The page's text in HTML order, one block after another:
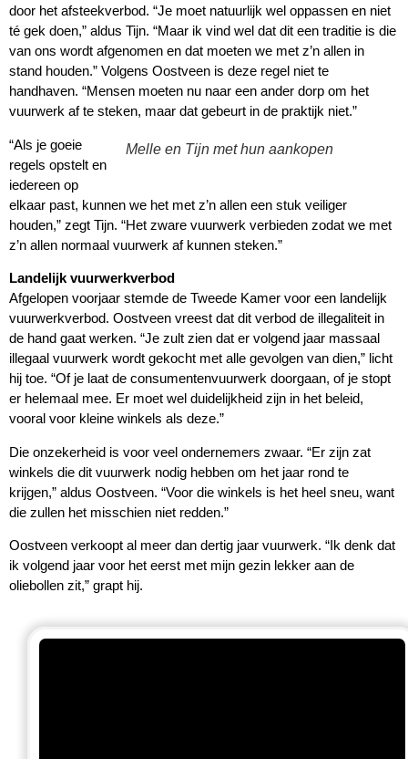
door het afsteekverbod. “Je moet natuurlijk wel oppassen en niet
té gek doen,” aldus Tijn. “Maar ik vind wel dat dit een traditie is die
van ons wordt afgenomen en dat moeten we met z’n allen in
stand houden.” Volgens Oostveen is deze regel niet te
handhaven. “Mensen moeten nu naar een ander dorp om het
vuurwerk af te steken, maar dat gebeurt in de praktijk niet.”
Melle en Tijn met hun aankopen
“Als je goeie
regels opstelt en
iedereen op
elkaar past, kunnen we het met z’n allen een stuk veiliger
houden,” zegt Tijn. “Het zware vuurwerk verbieden zodat we met
z’n allen normaal vuurwerk af kunnen steken.”
Landelijk vuurwerkverbod
Afgelopen voorjaar stemde de Tweede Kamer voor een landelijk
vuurwerkverbod. Oostveen vreest dat dit verbod de illegaliteit in
de hand gaat werken. “Je zult zien dat er volgend jaar massaal
illegaal vuurwerk wordt gekocht met alle gevolgen van dien,” licht
hij toe. “Of je laat de consumentenvuurwerk doorgaan, of je stopt
er helemaal mee. Er moet wel duidelijkheid zijn in het beleid,
vooral voor kleine winkels als deze.”
Die onzekerheid is voor veel ondernemers zwaar. “Er zijn zat
winkels die dit vuurwerk nodig hebben om het jaar rond te
krijgen,” aldus Oostveen. “Voor die winkels is het heel sneu, want
die zullen het misschien niet redden.”
Oostveen verkoopt al meer dan dertig jaar vuurwerk. “Ik denk dat
ik volgend jaar voor het eerst met mijn gezin lekker aan de
oliebollen zit,” grapt hij.